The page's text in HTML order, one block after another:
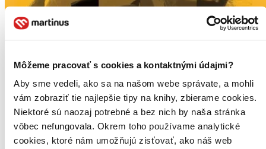
Môžeme pracovať s cookies a kontaktnými údajmi?
Aby sme vedeli, ako sa na našom webe správate, a mohli
vám zobraziť tie najlepšie tipy na knihy, zbierame cookies.
Niektoré sú naozaj potrebné a bez nich by naša stránka
vôbec nefungovala. Okrem toho používame analytické
cookies, ktoré nám umožňujú zisťovať, ako náš web